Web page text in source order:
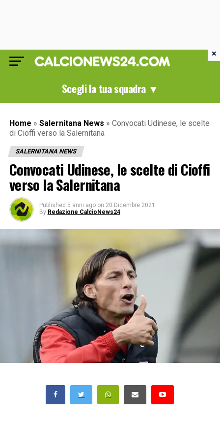
Scegli la tua squadra ▼
Home » Salernitana News » Convocati Udinese, le scelte
di Cioffi verso la Salernitana
SALERNITANA NEWS
Convocati Udinese, le scelte di Cioffi
verso la Salernitana
Published 5 anni ago on 20 Dicembre 2021
By Redazione CalcioNews24
×